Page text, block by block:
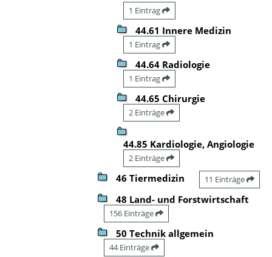
1 Eintrag
44.61 Innere Medizin
1 Eintrag
44.64 Radiologie
1 Eintrag
44.65 Chirurgie
2 Einträge
44.85 Kardiologie, Angiologie
2 Einträge
46 Tiermedizin 11 Einträge
48 Land- und Forstwirtschaft
156 Einträge
50 Technik allgemein
44 Einträge